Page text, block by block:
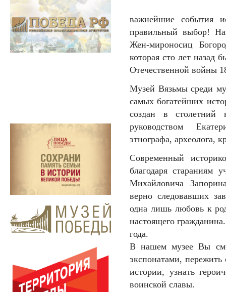
важнейшие события
правильный выбор!
Жен-мироносиц
которая сто лет назад
Отечественной войны
Музей Вязьмы среди
самых богатейших
создан в
руководством
этнографа, археолога,
Современный
благодаря стараниям
Михайловича
верно следовавших
одна лишь любовь к
настоящего
года.
В нашем музее Вы
экспонатами, пережить
истории, узнать
воинской славы.